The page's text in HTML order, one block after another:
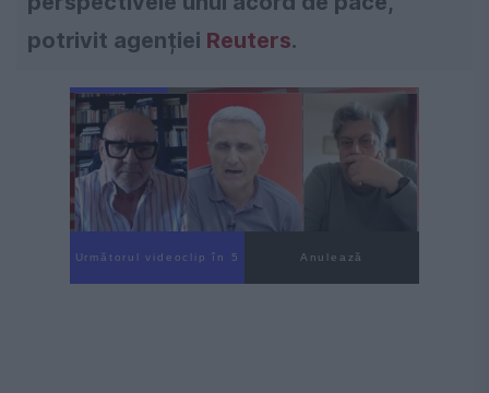
potrivit agenției Reuters.
Următorul videoclip în 3 Anulează